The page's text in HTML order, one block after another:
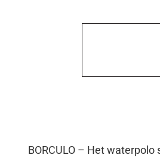
BORCULO – Het